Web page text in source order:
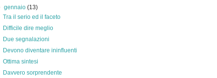
gennaio(13)
Tra il serio ed il faceto
Difficile dire meglio
Due segnalazioni
Devono diventare ininfluenti
Ottima sintesi
Davvero sorprendente